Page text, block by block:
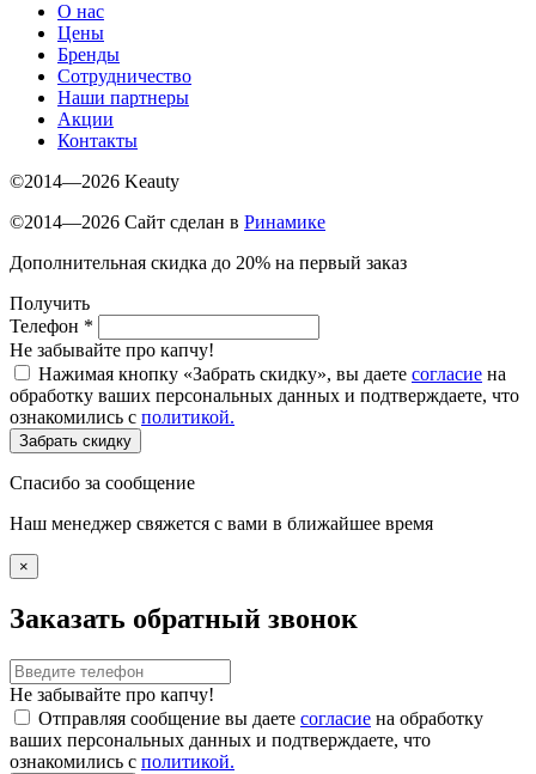
О нас
Цены
Бренды
Сотрудничество
Наши партнеры
Акции
Контакты
©2014—2026 Keauty
©2014—2026 Сайт сделан в Ринамике
Дополнительная скидка до 20% на первый заказ
Получить
Телефон *
Не забывайте про капчу!
Нажимая кнопку «Забрать скидку», вы даете согласие на
обработку ваших персональных данных и подтверждаете, что
ознакомились с политикой.
Забрать скидку
Спасибо за сообщение
Наш менеджер свяжется с вами в ближайшее время
×
Заказать обратный звонок
Не забывайте про капчу!
Отправляя сообщение вы даете согласие на обработку
ваших персональных данных и подтверждаете, что
ознакомились с политикой.